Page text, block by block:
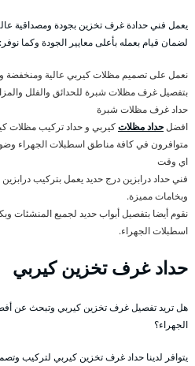
يعمل فني حدادة غرف تخزين بجودة ومصداقية
لضمان قيام بعمله بأعلى معايير الجودة وكما نوفر:
نعمل على تصميم مظلات كيربي عالية ومنخفضة
بتفصيل غرف مظلات شبرة للحدائق والفلل
حداد غرف مظلات شبرة
افضلحداد مظلاتكيربي و حداد تركيب مظلات
متوافرون في كافة مناطق اسطبلات الجهراء
اي وقت
فني حداد درابزين درج حديد يعمل بتركيب
وبخامات مميزة.
نقوم أيضا بتفصيل أبواب حديد لجميع المنشئات
اسطبلات الجهراء.
حداد غرف تخزين كيربي
هل تريد تفصيل غرف تخزين كيربي وتبحث عن
الجهراء؟
يتوافر لدينا حداد غرف تخزين كيربي لتركيب